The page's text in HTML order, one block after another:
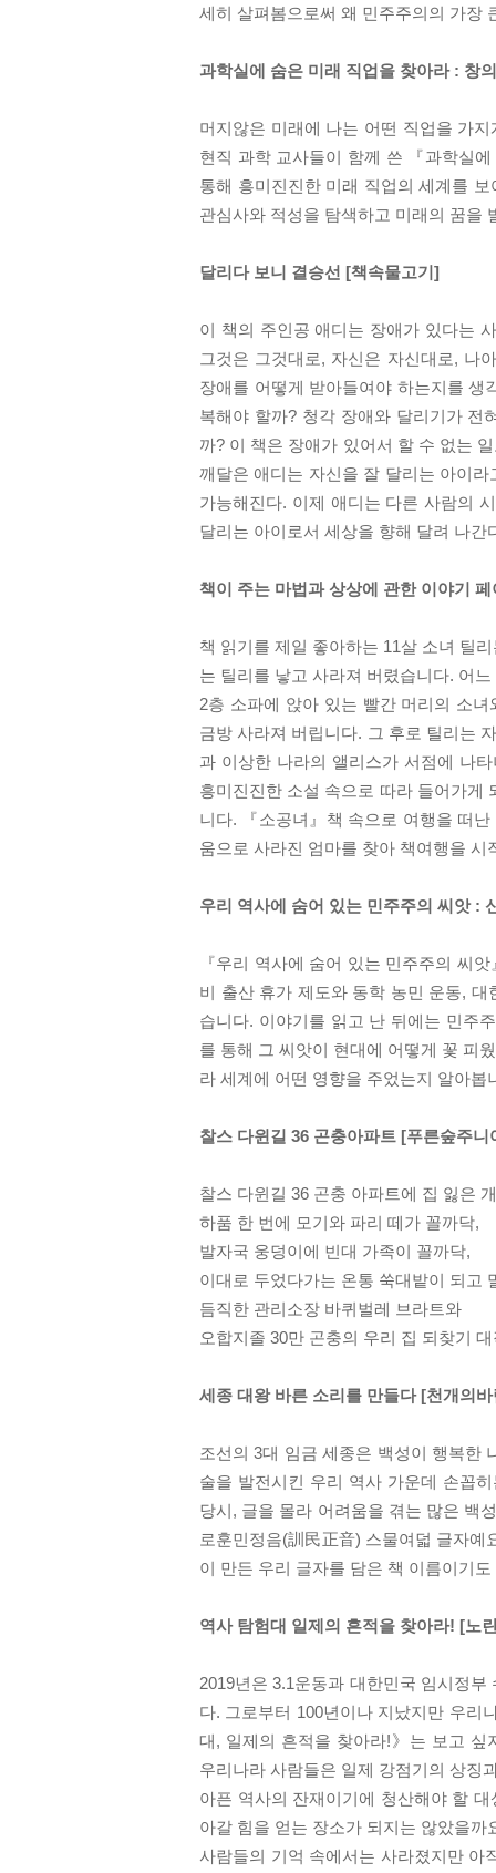
세히 살펴봄으로써 왜 민주주의의 가장
과학실에 숨은 미래 직업을 찾아라 : 창
머지않은 미래에 나는 어떤 직업을 가
현직 과학 교사들이 함께 쓴 『과학실
통해 흥미진진한 미래 직업의 세계를
관심사와 적성을 탐색하고 미래의 꿈을
달리다 보니 결승선 [책속물고기]
이 책의 주인공 애디는 장애가 있다는
그것은 그것대로, 자신은 자신대로, 나
장애를 어떻게 받아들여야 하는지를 생
복해야 할까? 청각 장애와 달리기가 전
까? 이 책은 장애가 있어서 할 수 없는
깨달은 애디는 자신을 잘 달리는 아이
가능해진다. 이제 애디는 다른 사람의
달리는 아이로서 세상을 향해 달려 나간
책이 주는 마법과 상상에 관한 이야기
책 읽기를 제일 좋아하는 11살 소녀 틸
는 틸리를 낳고 사라져 버렸습니다. 어
2층 소파에 앉아 있는 빨간 머리의 소
금방 사라져 버립니다. 그 후로 틸리는
과 이상한 나라의 앨리스가 서점에 나
흥미진진한 소설 속으로 따라 들어가게
니다. 『소공녀』책 속으로 여행을 떠
움으로 사라진 엄마를 찾아 책여행을 시
우리 역사에 숨어 있는 민주주의 씨앗 :
『우리 역사에 숨어 있는 민주주의 씨
비 출산 휴가 제도와 동학 농민 운동,
습니다. 이야기를 읽고 난 뒤에는 민주
를 통해 그 씨앗이 현대에 어떻게 꽃 피
라 세계에 어떤 영향을 주었는지 알아봅
찰스 다윈길 36 곤충아파트 [푸른숲주니
찰스 다윈길 36 곤충 아파트에 집 잃은
하품 한 번에 모기와 파리 떼가 꼴까닥,
발자국 웅덩이에 빈대 가족이 꼴까닥,
이대로 두었다가는 온통 쑥대밭이 되고
듬직한 관리소장 바퀴벌레 브라트와
오합지졸 30만 곤충의 우리 집 되찾기
세종 대왕 바른 소리를 만들다 [천개의
조선의 3대 임금 세종은 백성이 행복한
술을 발전시킨 우리 역사 가운데 손꼽
당시, 글을 몰라 어려움을 겪는 많은 백
로훈민정음(訓民正音) 스물여덟 글자
이 만든 우리 글자를 담은 책 이름이기도
역사 탐험대 일제의 흔적을 찾아라! [노
2019년은 3.1운동과 대한민국 임시정
다. 그로부터 100년이나 지났지만 우리
대, 일제의 흔적을 찾아라!》는 보고 싶
우리나라 사람들은 일제 강점기의 상징
아픈 역사의 잔재이기에 청산해야 할
아갈 힘을 얻는 장소가 되지는 않았을까
사람들의 기억 속에서는 사라졌지만 아